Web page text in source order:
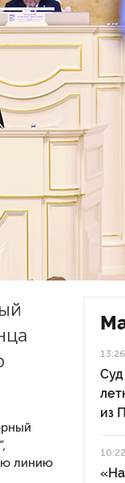
линию
13:26
из
10:22